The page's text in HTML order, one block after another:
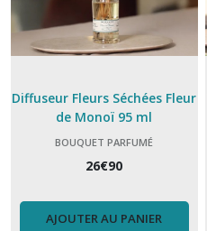
Diffuseur Fleurs Séchées Fleur
de Monoï 95 ml
BOUQUET PARFUMÉ
26€90
AJOUTER AU PANIER